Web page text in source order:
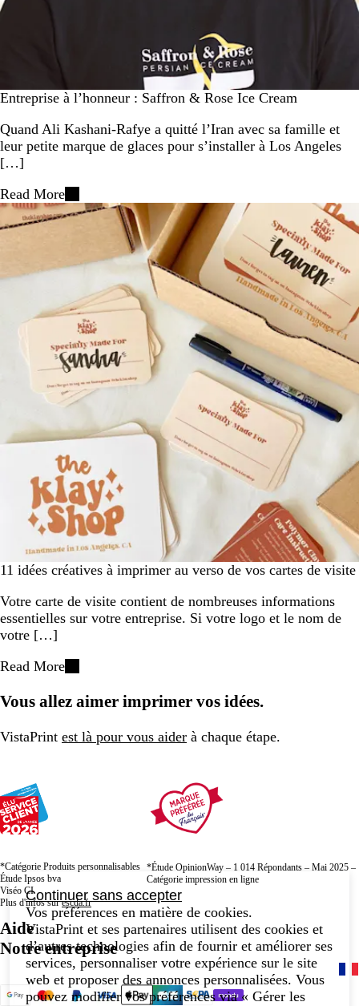
Entreprise à l’honneur : Saffron & Rose Ice Cream
Quand Ali Kashani-Rafye a quitté l’Iran avec sa famille et
leur petite marque de glaces pour s’installer à Los Angeles
[…]
Read More
11 idées créatives à imprimer au verso de vos cartes de visite
Votre carte de visite contient de nombreuses informations
essentielles sur votre entreprise. Si votre logo et le nom de
votre […]
Read More
Vous allez aimer imprimer vos idées.
VistaPrint est là pour vous aider à chaque étape.
*Catégorie Produits personnalisables
Étude Ipsos bva
Viséo CI
Plus d'infos surescda.fr
*Étude OpinionWay – 1 014 Répondants – Mai 2025 –
Catégorie impression en ligne
Aide
Notre entreprise
Continuer sans accepter
Vos préférences en matière de cookies.
VistaPrint et ses partenaires utilisent des cookies et
d’autres technologies afin de fournir et améliorer ses
services, personnaliser votre expérience sur le site
web et proposer des annonces personnalisées. Vous
pouvez modifier vos préférences via « Gérer les